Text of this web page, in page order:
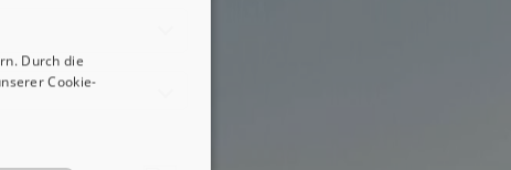
Durch die
Cookie-